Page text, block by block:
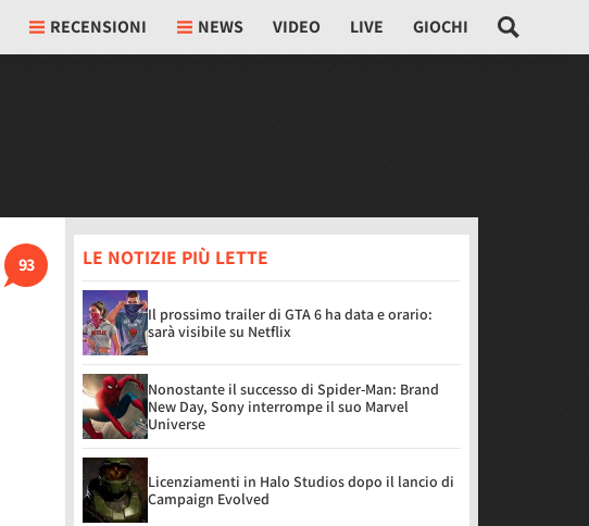
RECENSIONI NEWS VIDEO LIVE GIOCHI
93 LE NOTIZIE PIÙ LETTE
Il prossimo trailer di GTA 6 ha data e orario:
sarà visibile su Netflix
Nonostante il successo di Spider-Man: Brand
New Day, Sony interrompe il suo Marvel
Universe
Licenziamenti in Halo Studios dopo il lancio di
Campaign Evolved